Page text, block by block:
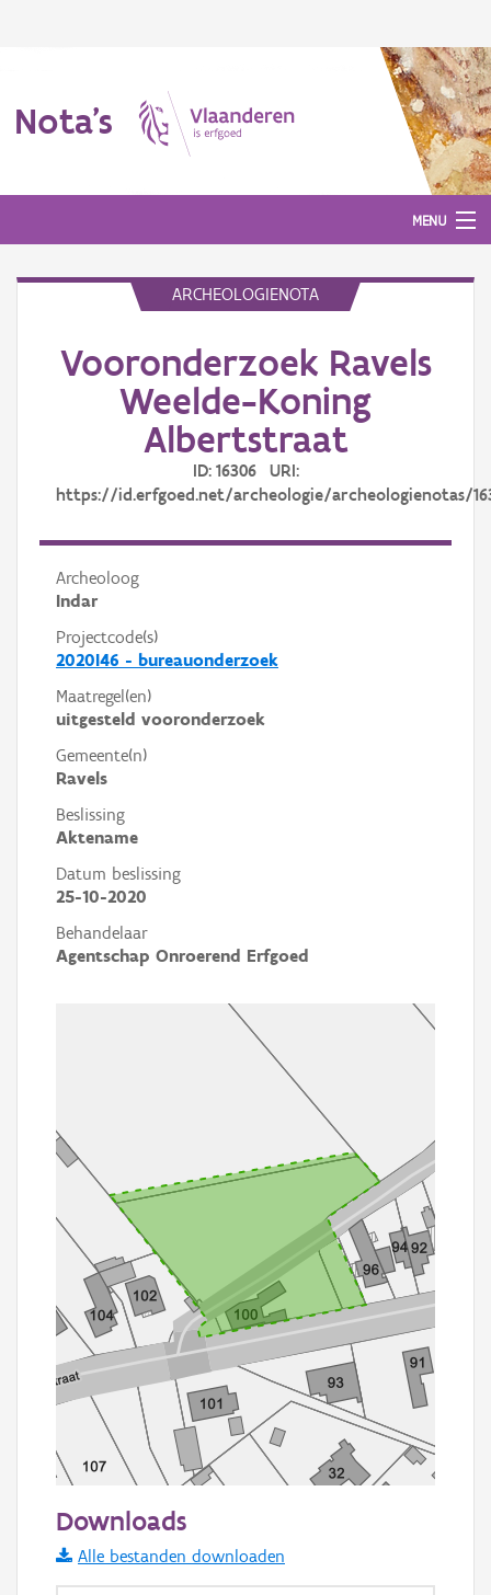
Nota's
MENU
Aanmelden
ARCHEOLOGIENOTA
Vooronderzoek Ravels
Weelde-Koning
Albertstraat
ID: 16306 URI:
https://id.erfgoed.net/archeologie/archeologienotas/
Archeoloog
Indar
Projectcode(s)
2020I46 - bureauonderzoek
Maatregel(en)
uitgesteld vooronderzoek
Gemeente(n)
Ravels
Beslissing
Aktename
Datum beslissing
25-10-2020
Behandelaar
Agentschap Onroerend Erfgoed
Informatie Vlaanderen
i
Downloads
Alle bestanden downloaden